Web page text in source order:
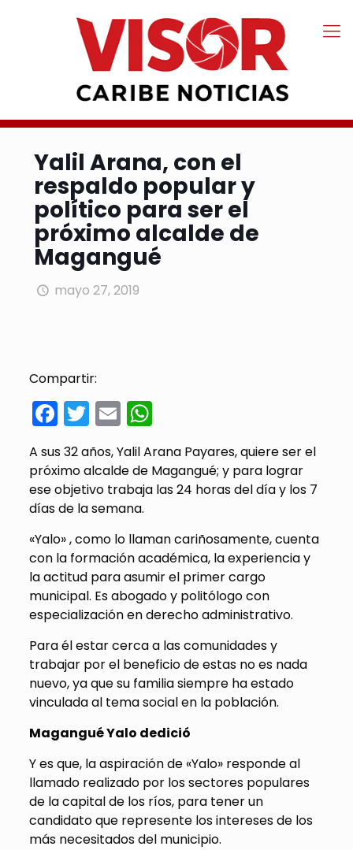
Yalil Arana, con el
respaldo popular y
político para ser el
próximo alcalde de
Magangué
mayo 27, 2019
Compartir:
Facebook
Twitter
EmailWhatsApp
A sus 32 años, Yalil Arana Payares, quiere ser el
próximo alcalde de Magangué; y para lograr
ese objetivo trabaja las 24 horas del día y los 7
días de la semana.
«Yalo» , como lo llaman cariñosamente, cuenta
con la formación académica, la experiencia y
la actitud para asumir el primer cargo
municipal. Es abogado y politólogo con
especialización en derecho administrativo.
Para él estar cerca a las comunidades y
trabajar por el beneficio de estas no es nada
nuevo, ya que su familia siempre ha estado
vinculada al tema social en la población.
Magangué Yalo dedició
Y es que, la aspiración de «Yalo» responde al
llamado realizado por los sectores populares
de la capital de los ríos, para tener un
candidato que represente los intereses de los
más necesitados del municipio.